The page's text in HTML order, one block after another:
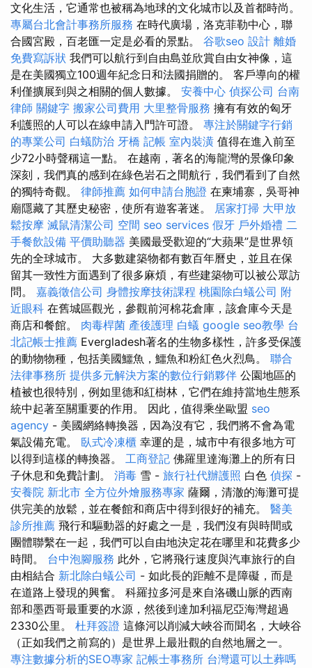
文化生活，它通常也被稱為地球的文化城市以及首都時尚。
專屬台北會計事務所服務 在時代廣場，洛克菲勒中心，聯
合國宮殿，百老匯一定是必看的景點。 谷歌seo 設計 離婚
免費寫訴狀 我們可以航行到自由島並欣賞自由女神像，這
是在美國獨立100週年紀念日和法國捐贈的。 客戶導向的權
利僅擴展到與之相關的個人數據。 安養中心 偵探公司 台南
律師 關鍵字 搬家公司費用 大里整骨服務 擁有有效的匈牙
利護照的人可以在線申請入門許可證。 專注於關鍵字行銷
的專業公司 白蟻防治 牙橋 記帳 室內裝潢 值得在進入前至
少72小時聲稱這一點。 在越南，著名的海龍灣的景像印象
深刻，我們真的感到在綠色岩石之間航行，我們看到了自然
的獨特奇觀。 律師推薦 如何申請台胞證 在柬埔寨，吳哥神
廟隱藏了其歷史秘密，使所有遊客著迷。 居家打掃 大甲放
鬆按摩 滅鼠清潔公司 空間 seo services 假牙 戶外婚禮 二
手餐飲設備 平價助聽器 美國最受歡迎的“大蘋果”是世界領
先的全球城市。 大多數建築物都有數百年曆史，並且在保
留其一致性方面遇到了很多麻煩，有些建築物可以被公眾訪
問。 嘉義徵信公司 身體按摩技術課程 桃園除白蟻公司 附
近眼科 在舊城區觀光，參觀前河棉花倉庫，該倉庫今天是
商店和餐館。 肉毒桿菌 產後護理 白蟻 google seo教學 台
北記帳士推薦 Evergladesh著名的生物多樣性，許多受保護
的動物物種，包括美國鱷魚，鱷魚和粉紅色火烈鳥。 聯合
法律事務所 提供多元解決方案的數位行銷夥伴 公園地區的
植被也很特別，例如里德和紅樹林，它們在維持當地生態系
統中起著至關重要的作用。 因此，值得乘坐歐盟 seo
agency - 美國網絡轉換器，因為沒有它，我們將不會為電
氣設備充電。 臥式冷凍櫃 幸運的是，城市中有很多地方可
以得到這樣的轉換器。 工商登記 佛羅里達海灘上的所有日
子休息和免費計劃。 消毒 雪 - 旅行社代辦護照 白色 偵探 -
安養院 新北市 全方位外燴服務專家 薩爾，清澈的海灘可提
供完美的放鬆，並在餐館和商店中得到很好的補充。 醫美
診所推薦 飛行和驅動器的好處之一是，我們沒有與時間或
團體聯繫在一起，我們可以自由地決定花在哪里和花費多少
時間。 台中泡腳服務 此外，它將飛行速度與汽車旅行的自
由相結合 新北除白蟻公司 - 如此長的距離不是障礙，而是
在道路上發現的興奮。 科羅拉多河是來自洛磯山脈的西南
部和墨西哥最重要的水源，然後到達加利福尼亞海灣超過
2330公里。 杜拜簽證 這條河以削減大峽谷而聞名，大峽谷
（正如我們之前寫的）是世界上最壯觀的自然地層之一。
專注數據分析的SEO專家 記帳士事務所 台灣還可以土葬嗎